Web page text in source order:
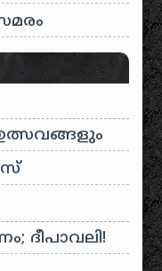
ദീപാവലി!